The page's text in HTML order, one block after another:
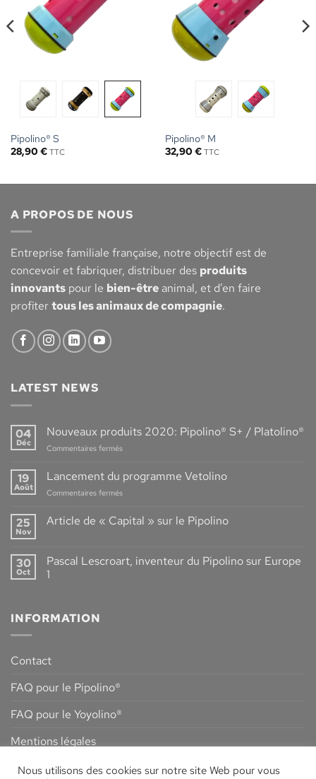
Pipolino® S
28,90 € TTC
Pipolino® M
32,90 € TTC
A PROPOS DE NOUS
Entreprise familiale française, notre objectif est de
concevoir et fabriquer, distribuer des produits
innovants pour le bien-être animal, et d’en faire
profitertous les animaux de compagnie.
LATEST NEWS
04
Déc
Nouveaux produits 2020: Pipolino® S+ / Platolino®
Commentaires ferméssur
2020:
Pipolino®
/
19
Août
Lancement du programme Vetolino
Commentaires ferméssur
du
programme
25
Nov
Article de « Capital » sur le Pipolino
Article
de
« Capital »
30
Oct
Pascal Lescroart, inventeur du Pipolino sur Europe
1
Pascal
Lescroart,
sur
INFORMATION
Contact
FAQ pour le Pipolino®
FAQ pour le Yoyolino®
Mentions légales
Conditions générales de vente
Nous utilisons des cookies sur notre site Web pour vous